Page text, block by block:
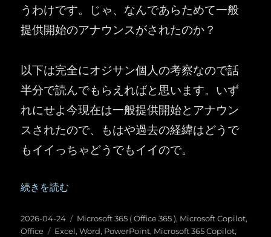
うわけです。じゃ、なんであらためて一般
提供開始のアナウンスがされたのか？
以下は完全にオジサン個人の考察なので話
半分で読んでもらえればと思います。いず
れにせよ今現在は一般提供開始とアナウン
スされたので、もはや過去の経緯はどうで
もイイっちゃどうでもイイので。
“2026月4月22日に Word、Excel、 PowerPoint の
続きを読む
投
稿
2026-04-24
カ
テ
Microsoft 365 ( Office 365 ), Microsoft Copilot,
Office
タ
Excel,Word, PowerPoint, Microsoft 365 Copilot,